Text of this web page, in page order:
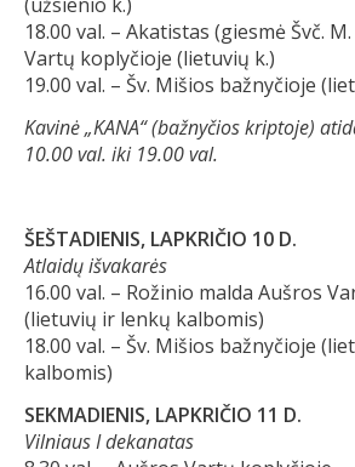
18.00 val. – Akatistas (giesmė Švč.
Vartų koplyčioje (lietuvių k.)
19.00 val. – Šv. Mišios bažnyčioje
Kavinė „KANA“ (bažnyčios kriptoje)
10.00 val. iki 19.00 val.
ŠEŠTADIENIS, LAPKRIČIO 10 D.
Atlaidų išvakarės
16.00 val. – Rožinio malda Aušros
(lietuvių ir lenkų kalbomis)
18.00 val. – Šv. Mišios bažnyčioje
kalbomis)
SEKMADIENIS, LAPKRIČIO 11 D.
Vilniaus I dekanatas